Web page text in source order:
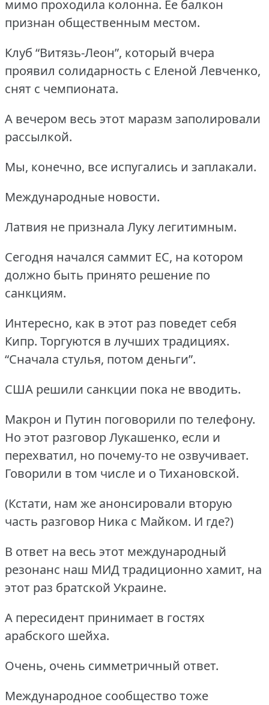
мимо проходила колонна. Ее балкон
признан общественным местом.
Клуб “Витязь-Леон”, который вчера
проявил солидарность с Еленой Левченко,
снят с чемпионата.
А вечером весь этот маразм заполировали
рассылкой.
Мы, конечно, все испугались и заплакали.
Международные новости.
Латвия не признала Луку легитимным.
Сегодня начался саммит ЕС, на котором
должно быть принято решение по
санкциям.
Интересно, как в этот раз поведет себя
Кипр. Торгуются в лучших традициях.
“Сначала стулья, потом деньги”.
США решили санкции пока не вводить.
Макрон и Путин поговорили по телефону.
Но этот разговор Лукашенко, если и
перехватил, но почему-то не озвучивает.
Говорили в том числе и о Тихановской.
(Кстати, нам же анонсировали вторую
часть разговор Ника с Майком. И где?)
В ответ на весь этот международный
резонанс наш МИД традиционно хамит, на
этот раз братской Украине.
А пересидент принимает в гостях
арабского шейха.
Очень, очень симметричный ответ.
Международное сообщество тоже